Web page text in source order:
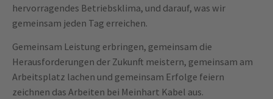
hervorragendes Betriebsklima, und darauf, was wir
gemeinsam jeden Tag erreichen.
Gemeinsam Leistung erbringen, gemeinsam die
Herausforderungen der Zukunft meistern, gemeinsam am
Arbeitsplatz lachen und gemeinsam Erfolge feiern
zeichnen das Arbeiten bei Meinhart Kabel aus.